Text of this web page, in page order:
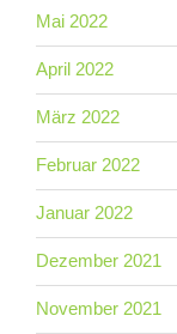
Mai 2022
April 2022
März 2022
Februar 2022
Januar 2022
Dezember 2021
November 2021